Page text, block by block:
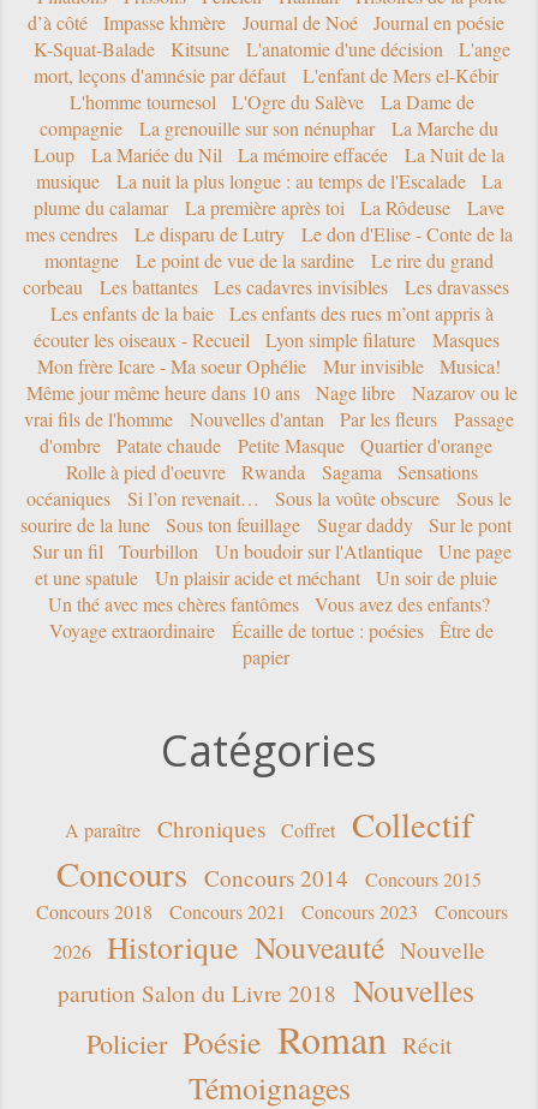
d’à côté
Impasse khmère Journal de Noé
Journal en poésie
K-Squat-Balade
Kitsune L'anatomie d'une décision
L'ange
mort, leçons d'amnésie par défaut
L'enfant de Mers el-Kébir
L'homme tournesol
L'Ogre du Salève
La Dame de
compagnie
La grenouille sur son nénuphar
La Marche du
Loup
La Mariée du Nil La mémoire effacée
La Nuit de la
musique
La nuit la plus longue : au temps de l'Escalade
La
plume du calamar
La première après toi La Rôdeuse
Lave
mes cendres
Le disparu de Lutry
Le don d'Elise - Conte de la
montagne
Le point de vue de la sardine
Le rire du grand
corbeau
Les battantes Les cadavres invisibles
Les dravasses
Les enfants de la baie
Les enfants des rues m’ont appris à
écouter les oiseaux - Recueil
Lyon simple filature
Masques
Mon frère Icare - Ma soeur Ophélie
Mur invisible
Musica!
Même jour même heure dans 10 ans
Nage libre
Nazarov ou le
vrai fils de l'homme
Nouvelles d'antan Par les fleurs
Passage
d'ombre
Patate chaude Petite Masque
Quartier d'orange
Rolle à pied d'oeuvre
Rwanda Sagama
Sensations
océaniques
Si l’on revenait… Sous la voûte obscure
Sous le
sourire de la lune
Sous ton feuillage Sugar daddy
Sur le pont
Sur un fil
Tourbillon Un boudoir sur l'Atlantique
Une page
et une spatule
Un plaisir acide et méchant
Un soir de pluie
Un thé avec mes chères fantômes
Vous avez des enfants?
Voyage extraordinaire
Écaille de tortue : poésies
Être de
papier
Catégories
A paraître Chroniques Coffret
Collectif
Concours Concours 2014
Concours 2015
Concours 2018
Concours 2021 Concours 2023
Concours
2026
Historique Nouveauté Nouvelle
parution Salon du Livre 2018 Nouvelles
Policier Poésie Roman Récit
Témoignages